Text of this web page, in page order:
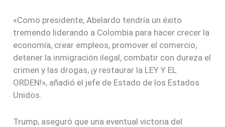
«Como presidente, Abelardo tendría un éxito
tremendo liderando a Colombia para hacer crecer la
economía, crear empleos, promover el comercio,
detener la inmigración ilegal, combatir con dureza el
crimen y las drogas, ¡y restaurar la LEY Y EL
ORDEN!», añadió el jefe de Estado de los Estados
Unidos.
Trump, aseguró que una eventual victoria del